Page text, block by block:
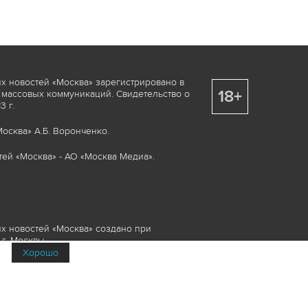
«Москва» зарегистрировано в
коммуникаций. Свидетельство о
г.
А.Б. Воронченко.
«Москва» - АО «Москва Медиа».
новостей «Москва» создано при
Москвы.
элементы, включая, но, не
18+
Хорошо